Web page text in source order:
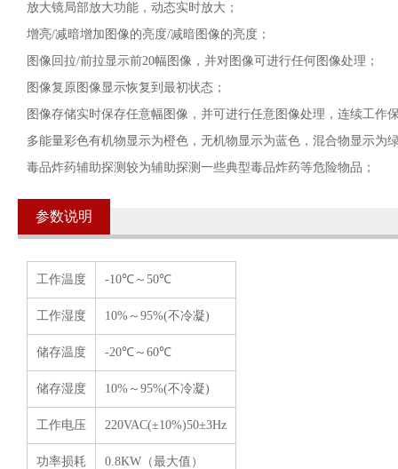
放大镜局部放大功能，动态实时放大；
增亮/减暗增加图像的亮度/减暗图像的亮度；
图像回拉/前拉显示前20幅图像，并对图像可进行任何图像处理；
图像复原图像显示恢复到最初状态；
图像存储实时保存任意幅图像，并可进行任意图像处理，连续工作
多能量彩色有机物显示为橙色，无机物显示为蓝色，混合物显示为
毒品炸药辅助探测较为辅助探测一些典型毒品炸药等危险物品；
参数说明
工作温度 -10℃～50℃
工作湿度 10%～95%(不冷凝)
储存温度 -20℃～60℃
储存湿度 10%～95%(不冷凝)
工作电压 220VAC(±10%)50±3Hz
功率损耗 0.8KW（最大值）